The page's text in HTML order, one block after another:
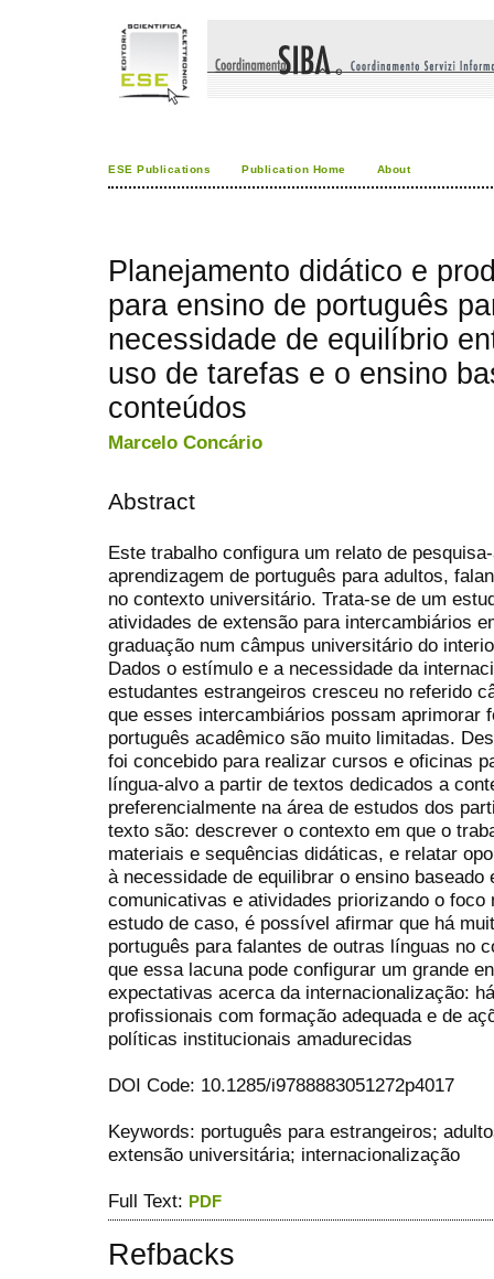
ESE Publications Publication Home About
Planejamento didático e
para ensino de português
necessidade de equilíbrio
uso de tarefas e o ensino
conteúdos
Marcelo Concário
Abstract
Este trabalho configura um relato de
aprendizagem de português para adultos,
no contexto universitário. Trata-se de um
atividades de extensão para intercambiários
graduação num câmpus universitário do
Dados o estímulo e a necessidade da
estudantes estrangeiros cresceu no referido
que esses intercambiários possam aprimorar
português acadêmico são muito limitadas.
foi concebido para realizar cursos e oficinas
língua-alvo a partir de textos dedicados a
preferencialmente na área de estudos dos
texto são: descrever o contexto em que o
materiais e sequências didáticas, e relatar
à necessidade de equilibrar o ensino
comunicativas e atividades priorizando o
estudo de caso, é possível afirmar que há
português para falantes de outras línguas no
que essa lacuna pode configurar um grande
expectativas acerca da internacionalização:
profissionais com formação adequada e de
políticas institucionais amadurecidas
DOI Code: 10.1285/i9788883051272p4017
Keywords: português para estrangeiros;
extensão universitária; internacionalização
Full Text: PDF
Refbacks